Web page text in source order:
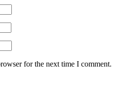
for the next time I comment.